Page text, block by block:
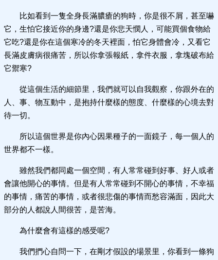
比如看到一隻全身長滿膿瘡的狗時，你是很不屑，甚至嚇
它，生怕它接近你的身邊?還是你悲天憫人，可能買個食物給
它吃?還是你在這個寒冷的冬天裡面，怕它身體會冷，又看它
長滿皮膚病很痛苦，所以你拿張報紙，拿件衣服，拿塊破布給
它禦寒?
從這個生活的細節里，我們就可以自我觀察，你跟外在的
人、事、物互動中，是抱持什麼樣的態度、什麼樣的心境去對
待一切。
所以這個世界是你內心因果種子的一面鏡子，每一個人的
世界都不一樣。
雖然我們都同處一個空間，有人常常碰到好事、好人或者
會讓他開心的事情。但是有人常常碰到不開心的事情，不幸福
的事情，痛苦的事情，或者很悲傷的事情而愁容滿面，因此大
部分的人都說人間很苦，是苦海。
為什麼會有這樣的感受呢?
我們捫心自問一下，在剛才假設的場景里，你看到一條狗